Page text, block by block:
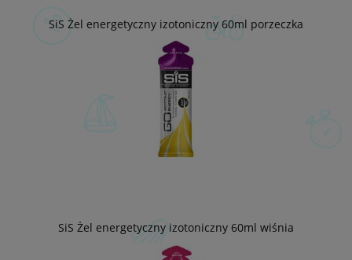
SiS Żel energetyczny izotoniczny 60ml porzeczka
SiS Żel energetyczny izotoniczny 60ml wiśnia